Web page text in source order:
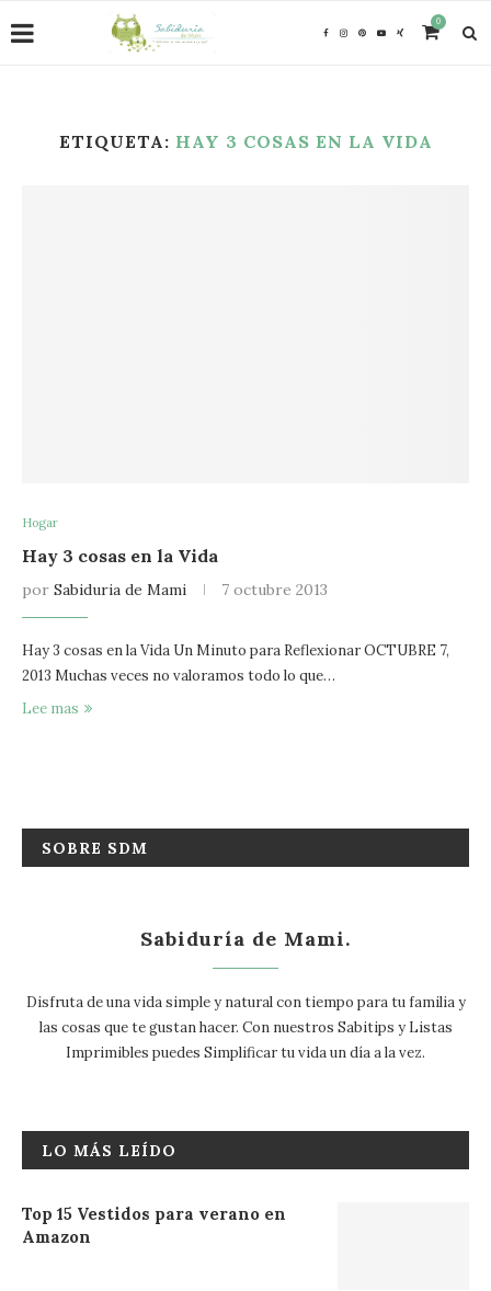
0
ETIQUETA: HAY 3 COSAS EN LA VIDA
Hogar
Hay 3 cosas en la Vida
por Sabiduria de Mami 7 octubre 2013
Hay 3 cosas en la Vida Un Minuto para Reflexionar OCTUBRE 7,
2013 Muchas veces no valoramos todo lo que…
Lee mas
SOBRE SDM
Sabiduría de Mami.
Disfruta de una vida simple y natural con tiempo para tu familia y
las cosas que te gustan hacer. Con nuestros Sabitips y Listas
Imprimibles puedes Simplificar tu vida un día a la vez.
LO MÁS LEÍDO
Top 15 Vestidos para verano en
Amazon